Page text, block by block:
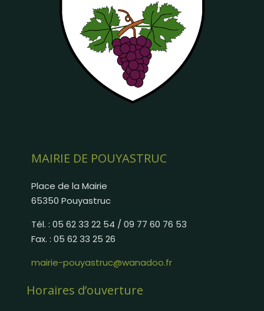
MAIRIE DE POUYASTRUC
Place de la Mairie
65350 Pouyastruc
Tél. : 05 62 33 22 54 / 09 77 60 76 53
Fax. : 05 62 33 25 26
mairie-pouyastruc@wanadoo.fr
Horaires d’ouverture